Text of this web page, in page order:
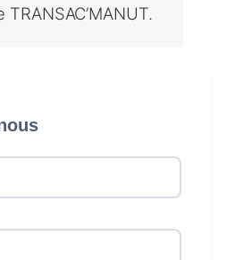
TRANSAC’MANUT.